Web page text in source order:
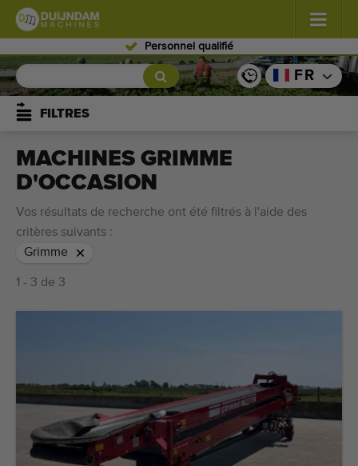
Personnel qualifié
Fleurs et plantes (587)
Légumes de plein champ
Légumes de serre (350)
Fruits (336)
Convoyeurs
Vendre vos machines!
Alertes Machines
Importez une machine
FR
FILTRES
MACHINES GRIMME
D'OCCASION
Vos résultats de recherche ont été filtrés à l'aide des
critères suivants :
Grimme
1 - 3 de 3